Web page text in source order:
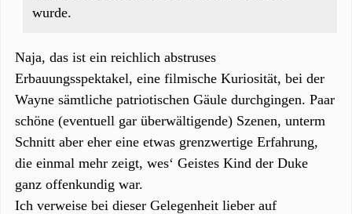
wurde.
Naja, das ist ein reichlich abstruses
Erbauungsspektakel, eine filmische Kuriosität, bei der
Wayne sämtliche patriotischen Gäule durchgingen. Paar
schöne (eventuell gar überwältigende) Szenen, unterm
Schnitt aber eher eine etwas grenzwertige Erfahrung,
die einmal mehr zeigt, wes‘ Geistes Kind der Duke
ganz offenkundig war.
Ich verweise bei dieser Gelegenheit lieber auf